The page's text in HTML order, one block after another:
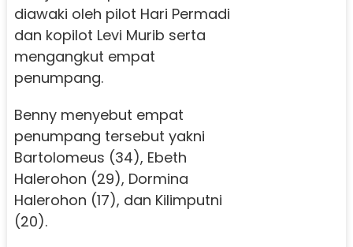
diawaki oleh pilot Hari Permadi
dan kopilot Levi Murib serta
mengangkut empat
penumpang.
Benny menyebut empat
penumpang tersebut yakni
Bartolomeus (34), Ebeth
Halerohon (29), Dormina
Halerohon (17), dan Kilimputni
(20).